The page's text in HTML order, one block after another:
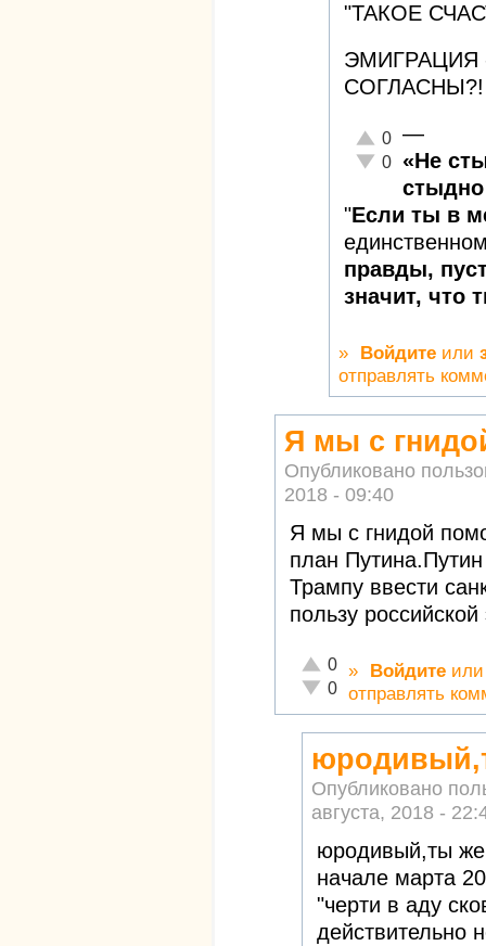
"ТАКОЕ
СОГЛАСНЫ?!
Отлично!
0
Неадекватно!
0
—
«Не
"Если ты в
правды,
значит, что
» Войдите или
отправлять
Я мы с
Опубликовано
2018 - 09:40
Я мы с гнидой
план
Трампу ввести
пользу
Отлично!
0
Неадекватно!
0
» Войдите
отправлять
Опубликовано
августа, 2018 -
юродивый,ты же
начале марта
"черти в аду
действительно